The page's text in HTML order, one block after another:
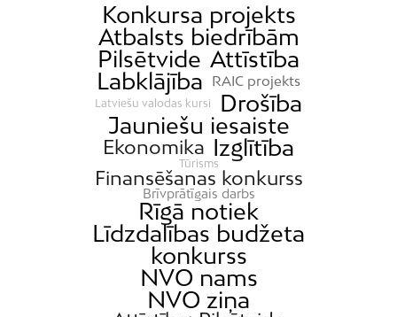
Konkursa projekts
Atbalsts biedrībām
Pilsētvide Attīstība
Labklājība
RAIC projekts
Latviešu valodas kursi
Drošība
Jauniešu iesaiste
Ekonomika Izglītība
Tūrisms
Finansēšanas konkurss
Brīvprātīgais darbs
Rīgā notiek
Līdzdalības budžeta
konkurss
NVO nams
NVO ziņa